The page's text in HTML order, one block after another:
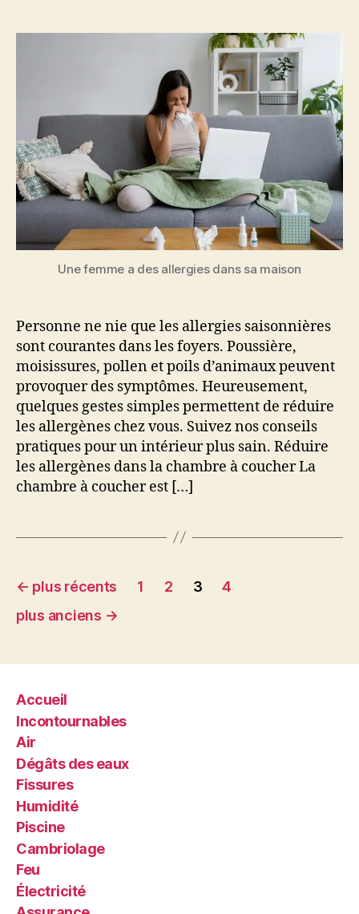
Une femme a des allergies dans sa maison
Personne ne nie que les allergies saisonnières
sont courantes dans les foyers. Poussière,
moisissures, pollen et poils d’animaux peuvent
provoquer des symptômes. Heureusement,
quelques gestes simples permettent de réduire
les allergènes chez vous. Suivez nos conseils
pratiques pour un intérieur plus sain. Réduire
les allergènes dans la chambre à coucher La
chambre à coucher est […]
Pagination
des
← plus récents 1 2 3
4
plus anciens →
Accueil
Incontournables
Air
Dégâts des eaux
Fissures
Humidité
Piscine
Cambriolage
Feu
Électricité